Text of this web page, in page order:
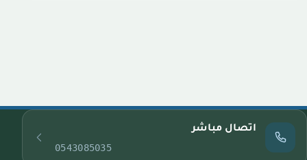
اتصال مباشر
0543085035